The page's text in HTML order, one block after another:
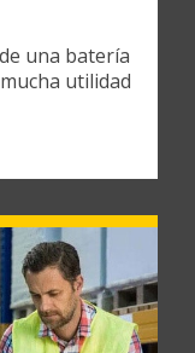
una batería
utilidad